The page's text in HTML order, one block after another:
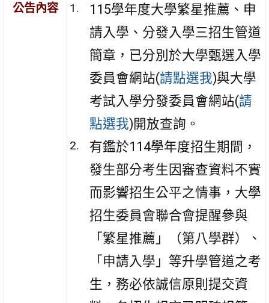
公告內容
115學年度大學繁星推薦、申
請入學、分發入學三招生管道
簡章，已分別於大學甄選入學
委員會網站(請點選我)與大學
考試入學分發委員會網站(請
點選我)開放查詢。
有鑑於114學年度招生期間，
發生部分考生因審查資料不實
而影響招生公平之情事，大學
招生委員會聯合會提醒參與
「繁星推薦」（第八學群）、
「申請入學」等升學管道之考
生，務必依誠信原則提交資